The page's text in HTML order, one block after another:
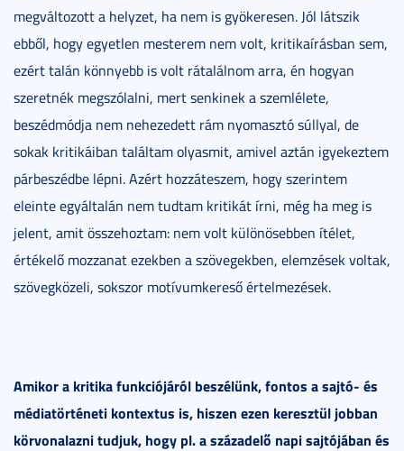
megváltozott a helyzet, ha nem is gyökeresen. Jól látszik
ebből, hogy egyetlen mesterem nem volt, kritikaírásban sem,
ezért talán könnyebb is volt rátalálnom arra, én hogyan
szeretnék megszólalni, mert senkinek a szemlélete,
beszédmódja nem nehezedett rám nyomasztó súllyal, de
sokak kritikáiban találtam olyasmit, amivel aztán igyekeztem
párbeszédbe lépni. Azért hozzáteszem, hogy szerintem
eleinte egyáltalán nem tudtam kritikát írni, még ha meg is
jelent, amit összehoztam: nem volt különösebben ítélet,
értékelő mozzanat ezekben a szövegekben, elemzések voltak,
szövegközeli, sokszor motívumkereső értelmezések.
Amikor a kritika funkciójáról beszélünk, fontos a sajtó- és
médiatörténeti kontextus is, hiszen ezen keresztül jobban
körvonalazni tudjuk, hogy pl. a századelő napi sajtójában és